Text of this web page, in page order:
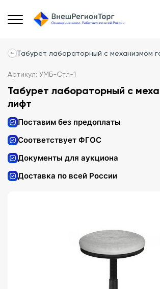
Табурет лабораторный с механизмом
Артикул: УМБ-Стл-1
Табурет лабораторный с
лифт
Поставим без предоплаты
Соответствует ФГОС
Документы для аукциона
Доставка по всей России